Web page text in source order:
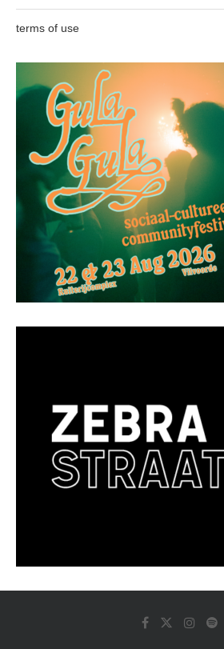
terms of use